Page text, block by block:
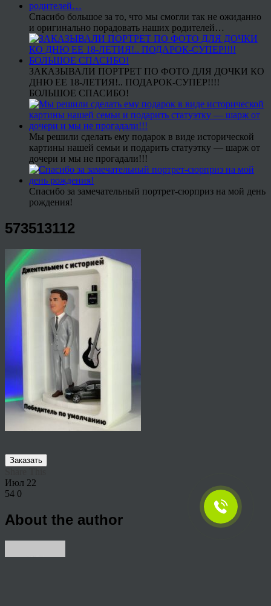
Спасибо большое за то, что мы смогли так не ожиданно
и оригинально порадовать наших родителей…
ЗАКАЗЫВАЛИ ПОРТРЕТ ПО ФОТО ДЛЯ ДОЧКИ КО
ДНЮ ЕЕ 18-ЛЕТИЯ!.. ПОДАРОК-СУПЕР!!!!
БОЛЬШОЕ СПАСИБО!
Мы решили сделать ему подарок в виде исторической
картины нашей семьи и подарить статуэтку — шарж от
дочери и мы не прогадали!!!
Спасибо за замечательный портрет-сюрприз на мой день
рождения!
573513112
Заказать
Июл 22
54 0
About the author